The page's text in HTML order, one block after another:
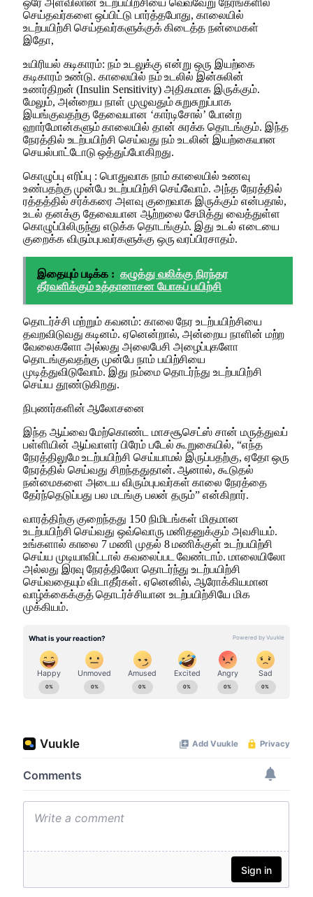
செய்தவர்களை ஒப்பிட்டு பார்த்தபோது, காலையில்
உடற்பயிற்சி செய்தவர்களுக்குக் கிடைத்த நன்மைகள்
இதோ,
உயிரியல் கடிகாரம்: நம் உடலுக்கு என்று ஒரு இயற்கை
கடிகாரம் உண்டு. காலையில் நம் உடலில் இன்சுலின்
உணர்திறன் (Insulin Sensitivity) அதிகமாக இருக்கும்.
மேலும், அன்றைய நாள் முழுவதும் சுறுசுறுப்பாக
இயங்குவதற்கு தேவையான ‘கார்டிசோல்’ போன்ற
ஹார்மோன்களும் காலையில் தான் சுரக்க தொடங்கும். இந்த
நேரத்தில் உடற்பயிற்சி செய்வது நம் உடலின் இயற்கையான
செயல்பாட்டோடு ஒத்துப்போகிறது.
கொழுப்பு எரிப்பு : பொதுவாக நாம் காலையில் உணவு
உண்பதற்கு முன்பே உடற்பயிற்சி செய்வோம். அந்த நேரத்தில்
ரத்தத்தில் சர்க்கரை அளவு குறைவாக இருக்கும் என்பதால்,
உடல் தனக்கு தேவையான ஆற்றலை சேமித்து வைத்துள்ள
கொழுப்பிலிருந்து எடுக்க தொடங்கும். இது உடல் எடையை
குறைக்க விரும்புபவர்களுக்கு ஒரு வரப்பிரசாதம்.
இதையும் படிக்க : கழுத்து வலிக்கு நிரந்தர
தீர்வளிக்கும் உத்தானாசன யோகப் பயிற்சி
தொடர்ச்சி மற்றும் கவனம்: காலை நேர உடற்பயிற்சியை
தவறவிடுவது கடினம். ஏனென்றால், அன்றைய நாளின் மற்ற
வேலைகளோ அல்லது அலைபேசி அழைப்புகளோ
தொடங்குவதற்கு முன்பே நாம் பயிற்சியை
முடித்துவிடுவோம். இது நம்மை தொடர்ந்து உடற்பயிற்சி
செய்ய தூண்டுகிறது.
நிபுணர்களின் ஆலோசனை
இந்த ஆய்வை மேற்கொண்ட மாசசூசெட்ஸ் சான் மருத்துவப்
பள்ளியின் ஆய்வாளர் பிரேம் படேல் கூறுகையில், “எந்த
நேரத்திலுமே உடற்பயிற்சி செய்யாமல் இருப்பதற்கு, ஏதோ ஒரு
நேரத்தில் செய்வது சிறந்ததுதான். ஆனால், கூடுதல்
நன்மைகளை அடைய விரும்புபவர்கள் காலை நேரத்தை
தேர்ந்தெடுப்பது பல மடங்கு பலன் தரும்” என்கிறார்.
வாரத்திற்கு குறைந்தது 150 நிமிடங்கள் மிதமான
உடற்பயிற்சி செய்வது ஒவ்வொரு மனிதனுக்கும் அவசியம்.
உங்களால் காலை 7 மணி முதல் 8 மணிக்குள் உடற்பயிற்சி
செய்ய முடியாவிட்டால் கவலைப்பட வேண்டாம். மாலையிலோ
அல்லது இரவு நேரத்திலோ தொடர்ந்து உடற்பயிற்சி
செய்வதையும் விடாதீர்கள். ஏனெனில், ஆரோக்கியமான
வாழ்க்கைக்குத் தொடர்ச்சியான உடற்பயிற்சியே மிக
முக்கியம்.